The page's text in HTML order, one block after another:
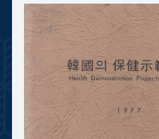
사진 아카이브 문서 기록물 행정
주년 기념
성과 50선 숫자로 보는 50년 50+1
세계와 함께 한 KIHASA
VR 역사관